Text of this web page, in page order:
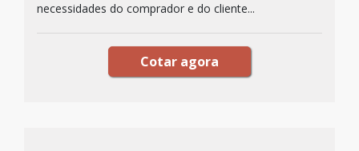
necessidades do comprador e do cliente...
Cotar agora